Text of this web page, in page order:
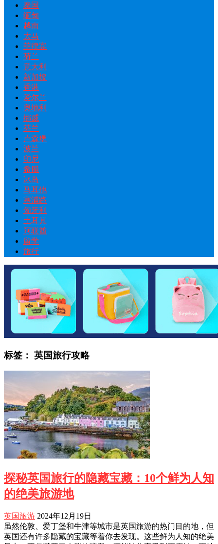
泰国
缅甸
越南
大马
菲律宾
荷兰
意大利
新加坡
香港
爱尔兰
奥地利
挪威
芬兰
卢森堡
波兰
印尼
希腊
冰岛
马耳他
塞浦路
匈牙利
土耳其
阿联酋
留学
旅行
标签： 英国旅行攻略
探秘英国旅行的隐藏宝藏：10个鲜为人知
的绝美旅游地
英国旅游 2024年12月19日
虽然伦敦、爱丁堡和牛津等城市是英国旅游的热门目的地，但
英国还有许多隐藏的宝藏等着你去发现。这些鲜为人知的绝美